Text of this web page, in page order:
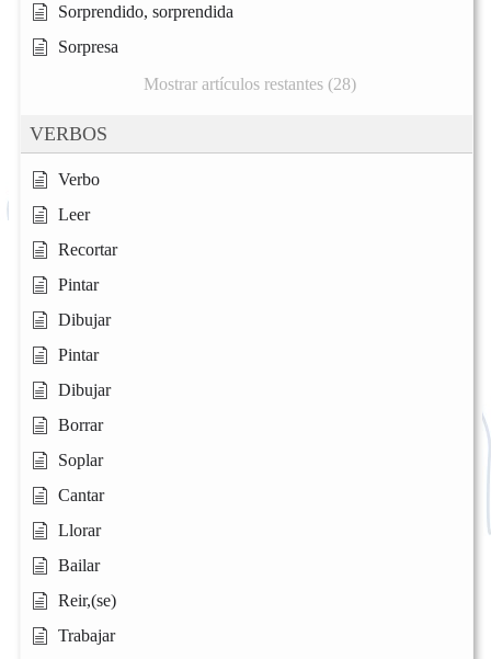
Sorprendido, sorprendida
Sorpresa
Mostrar artículos restantes (28)
VERBOS
Verbo
Leer
Recortar
Pintar
Dibujar
Pintar
Dibujar
Borrar
Soplar
Cantar
Llorar
Bailar
Reir,(se)
Trabajar